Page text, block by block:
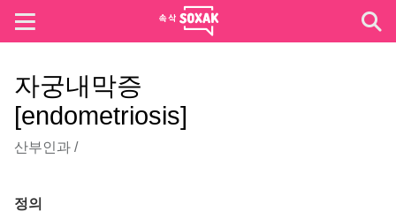
자궁내막증
[endometriosis]
산부인과 /
정의